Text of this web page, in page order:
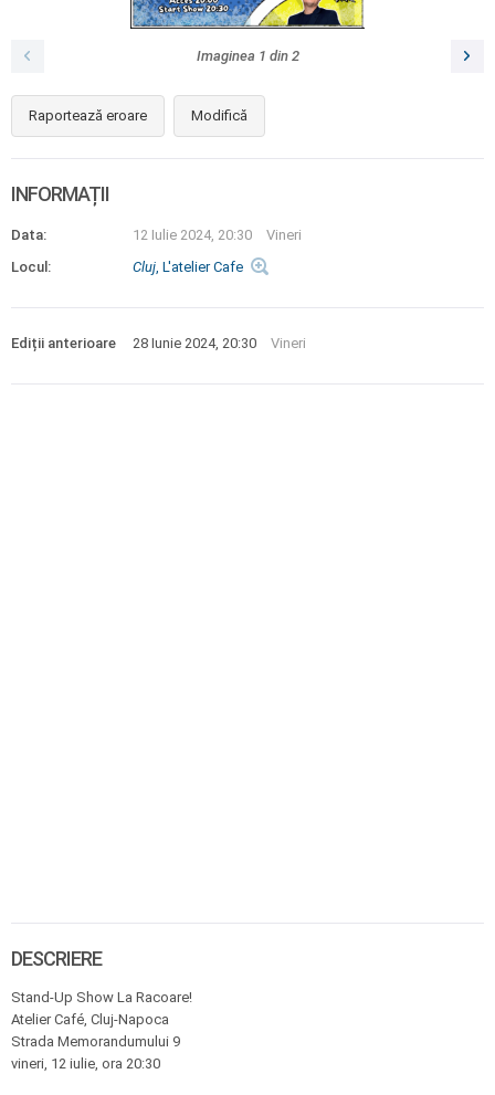
Imaginea 1 din 2
Raportează eroare Modifică
INFORMAȚII
Data: 12 Iulie 2024, 20:30
Vineri
Locul:
Cluj, L'atelier Cafe
Ediții anterioare 28 Iunie 2024, 20:30 Vineri
DESCRIERE
Stand-Up Show La Racoare!
Atelier Café, Cluj-Napoca
Strada Memorandumului 9
vineri, 12 iulie, ora 20:30